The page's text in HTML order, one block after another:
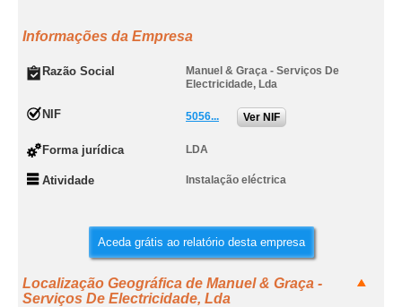
Informações da Empresa
Razão Social
Manuel & Graça - Serviços De
Electricidade, Lda
NIF 5056... Ver NIF
Forma jurídica LDA
Atividade Instalação eléctrica
Aceda grátis ao relatório desta empresa
Localização Geográfica de Manuel & Graça -
Serviços De Electricidade, Lda